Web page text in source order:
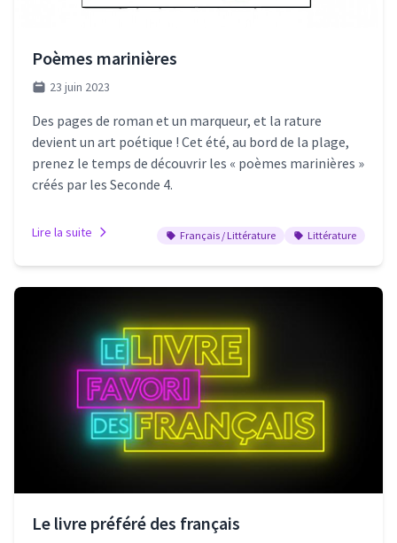
Poèmes marinières
23 juin 2023
Des pages de roman et un marqueur, et la rature
devient un art poétique ! Cet été, au bord de la plage,
prenez le temps de découvrir les « poèmes marinières »
créés par les Seconde 4.
Lire la suite Français / Littérature Littérature
Le livre préféré des français